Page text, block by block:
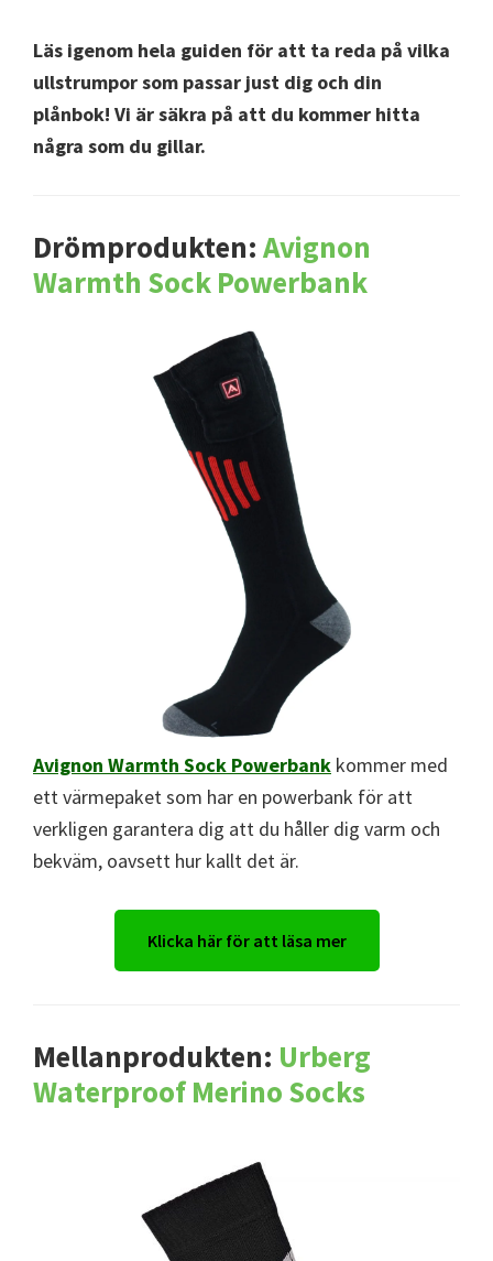
Läs igenom hela guiden för att ta reda på vilka
ullstrumpor som passar just dig och din
plånbok! Vi är säkra på att du kommer hitta
några som du gillar.
Drömprodukten: Avignon
Warmth Sock Powerbank
Avignon Warmth Sock Powerbank kommer med
ett värmepaket som har en powerbank för att
verkligen garantera dig att du håller dig varm och
bekväm, oavsett hur kallt det är.
Klicka här för att läsa mer
Mellanprodukten: Urberg
Waterproof Merino Socks